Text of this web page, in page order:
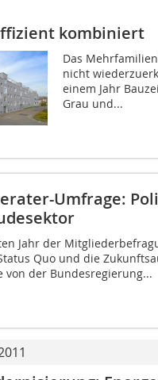
kombiniert
Das
nicht
einem Jahr
Grau und...
Umfrage:
Jahr der
Quo und die
von der Bundesregierung...